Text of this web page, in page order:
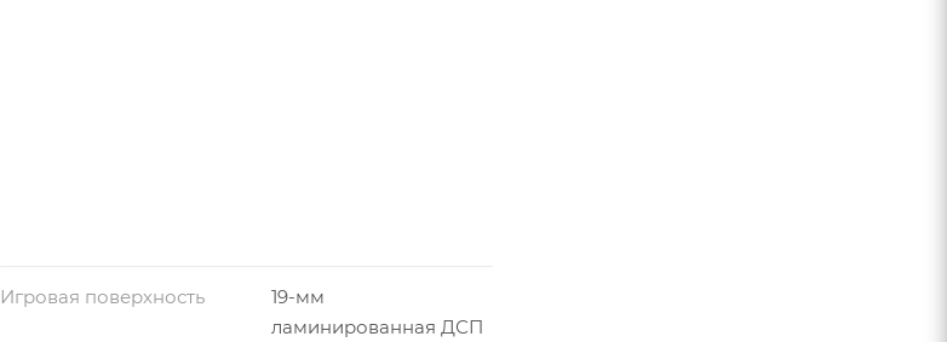
Игровая поверхность
19-мм
ламинированная ДСП